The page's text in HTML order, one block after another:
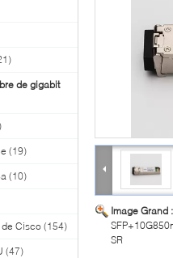
de gigabit
(19)
(10)
Cisco (154)
(47)
Image Grand :
SR